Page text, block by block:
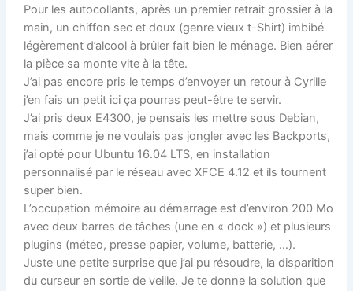
Pour les autocollants, après un premier retrait grossier à la
main, un chiffon sec et doux (genre vieux t-Shirt) imbibé
légèrement d’alcool à brûler fait bien le ménage. Bien aérer
la pièce sa monte vite à la tête.
J’ai pas encore pris le temps d’envoyer un retour à Cyrille
j’en fais un petit ici ça pourras peut-être te servir.
J’ai pris deux E4300, je pensais les mettre sous Debian,
mais comme je ne voulais pas jongler avec les Backports,
j’ai opté pour Ubuntu 16.04 LTS, en installation
personnalisé par le réseau avec XFCE 4.12 et ils tournent
super bien.
L’occupation mémoire au démarrage est d’environ 200 Mo
avec deux barres de tâches (une en « dock ») et plusieurs
plugins (méteo, presse papier, volume, batterie, …).
Juste une petite surprise que j’ai pu résoudre, la disparition
du curseur en sortie de veille. Je te donne la solution que